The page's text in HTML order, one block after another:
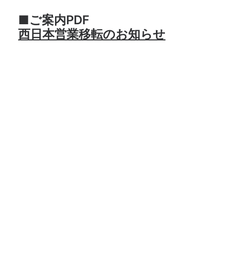
■ご案内PDF
西日本営業移転のお知らせ